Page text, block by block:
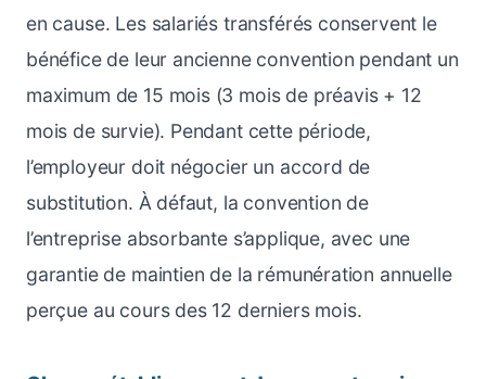
en cause. Les salariés transférés conservent le
bénéfice de leur ancienne convention pendant un
maximum de 15 mois (3 mois de préavis + 12
mois de survie). Pendant cette période,
l’employeur doit négocier un accord de
substitution. À défaut, la convention de
l’entreprise absorbante s’applique, avec une
garantie de maintien de la rémunération annuelle
perçue au cours des 12 derniers mois.